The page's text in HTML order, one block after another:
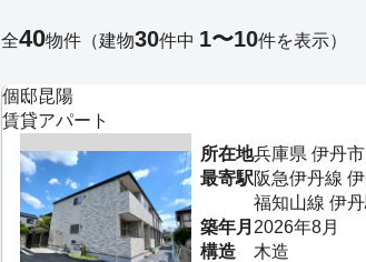
個邸昆陽
賃貸アパート
所在地兵庫県 伊丹
最寄駅阪急伊丹線
福知山線 伊
築年月 2026年8月
構造
木造
全40物件 （建物30件中 1〜10件を表示）